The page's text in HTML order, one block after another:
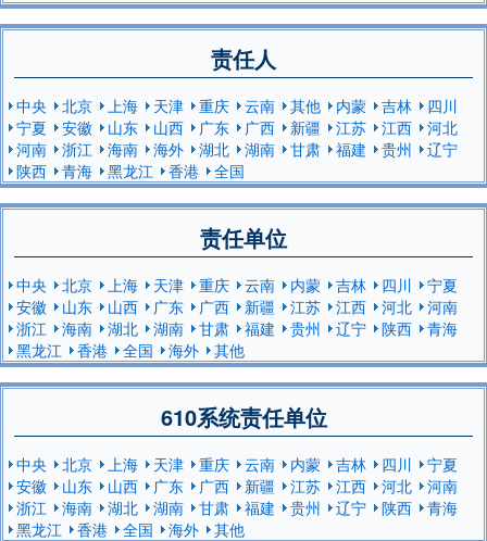
责任人
中央 北京 上海 天津 重庆 云南 其他 内蒙 吉林
四川
宁夏
安徽 山东 山西 广东 广西 新疆 江苏 江西
河北
河南
浙江 海南 海外 湖北 湖南 甘肃 福建 贵州
辽宁
陕西
青海 黑龙江 香港 全国
责任单位
中央 北京 上海 天津 重庆 云南 内蒙 吉林 四川
宁夏
安徽
山东 山西 广东 广西 新疆 江苏 江西 河北
河南
浙江
海南 湖北 湖南 甘肃 福建 贵州 辽宁 陕西
青海
黑龙江
香港 全国 海外 其他
610系统责任单位
中央 北京 上海 天津 重庆 云南 内蒙 吉林 四川
宁夏
安徽
山东 山西 广东 广西 新疆 江苏 江西 河北
河南
浙江
海南 湖北 湖南 甘肃 福建 贵州 辽宁 陕西
青海
黑龙江
香港 全国 海外 其他